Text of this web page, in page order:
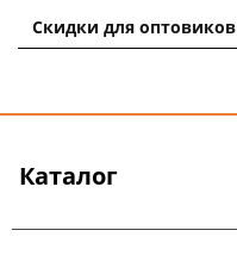
Скидки для оптовиков
Каталог